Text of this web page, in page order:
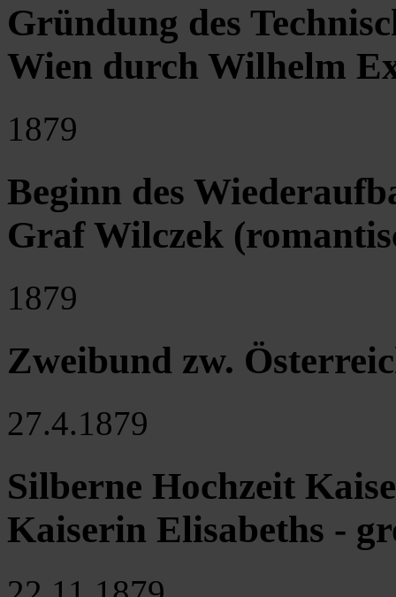
Gründung des
Wien durch Wilhelm
1879
Beginn des
Graf Wilczek
1879
Zweibund zw.
27.4.1879
Silberne Hochzeit
Kaiserin Elisabeths -